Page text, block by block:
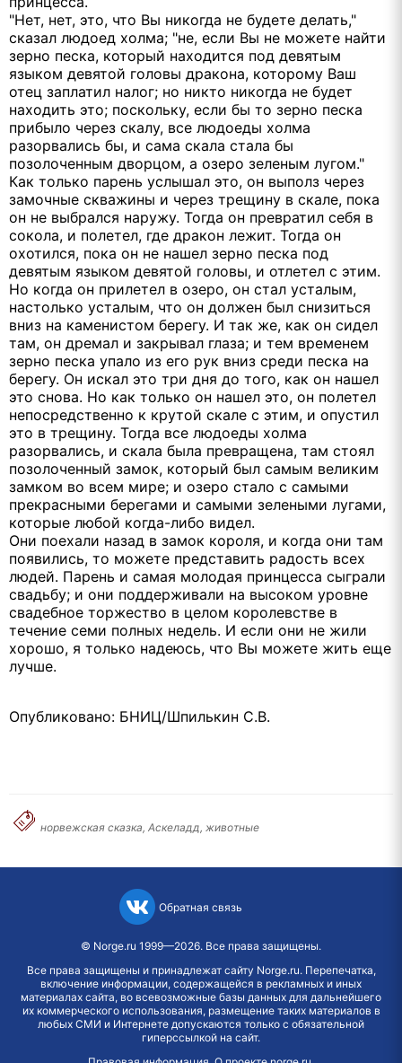
"Нет, нет, это, что Вы никогда не будете делать,"
сказал людоед холма; "не, если Вы не можете найти
зерно песка, который находится под девятым
языком девятой головы дракона, которому Ваш
отец заплатил налог; но никто никогда не будет
находить это; поскольку, если бы то зерно песка
прибыло через скалу, все людоеды холма
разорвались бы, и сама скала стала бы
позолоченным дворцом, а озеро зеленым лугом."
Как только парень услышал это, он выполз через
замочные скважины и через трещину в скале, пока
он не выбрался наружу. Тогда он превратил себя в
сокола, и полетел, где дракон лежит. Тогда он
охотился, пока он не нашел зерно песка под
девятым языком девятой головы, и отлетел с этим.
Но когда он прилетел в озеро, он стал усталым,
настолько усталым, что он должен был снизиться
вниз на каменистом берегу. И так же, как он сидел
там, он дремал и закрывал глаза; и тем временем
зерно песка упало из его рук вниз среди песка на
берегу. Он искал это три дня до того, как он нашел
это снова. Но как только он нашел это, он полетел
непосредственно к крутой скале с этим, и опустил
это в трещину. Тогда все людоеды холма
разорвались, и скала была превращена, там стоял
позолоченный замок, который был самым великим
замком во всем мире; и озеро стало с самыми
прекрасными берегами и самыми зелеными лугами,
которые любой когда-либо видел.
Они поехали назад в замок короля, и когда они там
появились, то можете представить радость всех
людей. Парень и самая молодая принцесса сыграли
свадьбу; и они поддерживали на высоком уровне
свадебное торжество в целом королевстве в
течение семи полных недель. И если они не жили
хорошо, я только надеюсь, что Вы можете жить еще
лучше.
Опубликовано: БНИЦ/Шпилькин С.В.
норвежская сказка, Аскеладд, животные
Обратная связь
© Norge.ru 1999—2026. Все права защищены.
Все права защищены и принадлежат сайту Norge.ru. Перепечатка,
включение информации, содержащейся в рекламных и иных
материалах сайта, во всевозможные базы данных для дальнейшего
их коммерческого использования, размещение таких материалов в
любых СМИ и Интернете допускаются только с обязательной
гиперссылкой на сайт.